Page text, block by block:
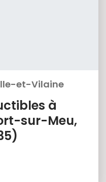
et-Vilaine
à
sur-Meu,